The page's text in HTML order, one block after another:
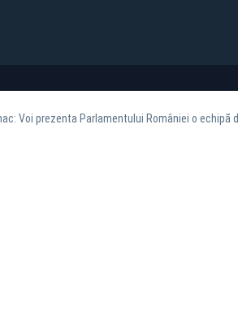
Voi prezenta Parlamentului României o